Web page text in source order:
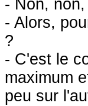
- Non,
- Alors,
?
- C'est le
maximum
peu sur